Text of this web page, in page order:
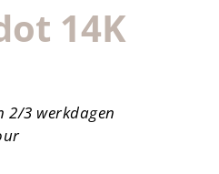
14K
2/3 werkdagen